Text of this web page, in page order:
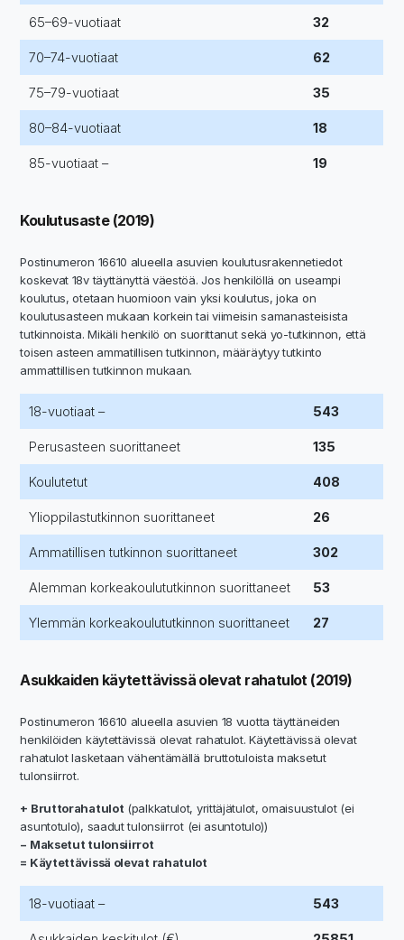
65–69-vuotiaat 32
70–74-vuotiaat 62
75–79-vuotiaat 35
80–84-vuotiaat 18
85-vuotiaat – 19
Koulutusaste (2019)
Postinumeron 16610 alueella asuvien koulutusrakennetiedot
koskevat 18v täyttänyttä väestöä. Jos henkilöllä on useampi
koulutus, otetaan huomioon vain yksi koulutus, joka on
koulutusasteen mukaan korkein tai viimeisin samanasteisista
tutkinnoista. Mikäli henkilö on suorittanut sekä yo-tutkinnon, että
toisen asteen ammatillisen tutkinnon, määräytyy tutkinto
ammattillisen tutkinnon mukaan.
18-vuotiaat – 543
Perusasteen suorittaneet 135
Koulutetut 408
Ylioppilastutkinnon suorittaneet 26
Ammatillisen tutkinnon suorittaneet 302
Alemman korkeakoulututkinnon suorittaneet 53
Ylemmän korkeakoulututkinnon suorittaneet 27
Asukkaiden käytettävissä olevat rahatulot (2019)
Postinumeron 16610 alueella asuvien 18 vuotta täyttäneiden
henkilöiden käytettävissä olevat rahatulot. Käytettävissä olevat
rahatulot lasketaan vähentämällä bruttotuloista maksetut
tulonsiirrot.
+ Bruttorahatulot (palkkatulot, yrittäjätulot, omaisuustulot (ei
asuntotulo), saadut tulonsiirrot (ei asuntotulo))
− Maksetut tulonsiirrot
= Käytettävissä olevat rahatulot
18-vuotiaat – 543